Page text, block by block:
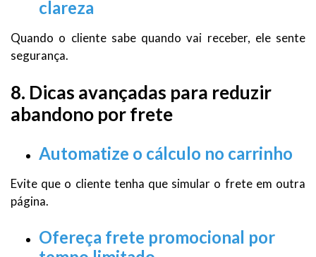
clareza
Quando o cliente sabe quando vai receber, ele sente
segurança.
8. Dicas avançadas para reduzir
abandono por frete
Automatize o cálculo no carrinho
Evite que o cliente tenha que simular o frete em outra
página.
Ofereça frete promocional por